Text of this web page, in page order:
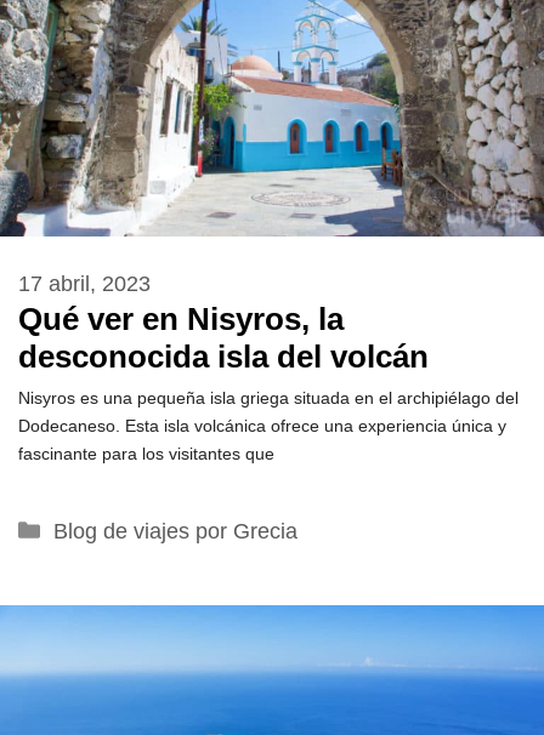
Qué ver en Nisyros, la
desconocida isla del volcán
17 abril, 2023
Nisyros es una pequeña isla griega situada en el archipiélago del
Dodecaneso. Esta isla volcánica ofrece una experiencia única y
fascinante para los visitantes que
Categorías
Blog de viajes por Grecia